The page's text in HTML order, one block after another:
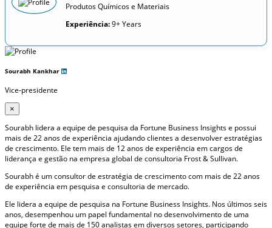
Produtos Químicos e Materiais
Experiência:9+ Years
Sourabh Kankhar
Vice-presidente
×
Sourabh lidera a equipe de pesquisa da Fortune Business Insights e possui
mais de 22 anos de experiência ajudando clientes a desenvolver estratégias
de crescimento. Ele tem mais de 12 anos de experiência em cargos de
liderança e gestão na empresa global de consultoria Frost & Sullivan.
Sourabh é um consultor de estratégia de crescimento com mais de 22 anos
de experiência em pesquisa e consultoria de mercado.
Ele lidera a equipe de pesquisa na Fortune Business Insights. Nos últimos seis
anos, desempenhou um papel fundamental no desenvolvimento de uma
equipe forte de mais de 150 analistas em diversos setores, participando